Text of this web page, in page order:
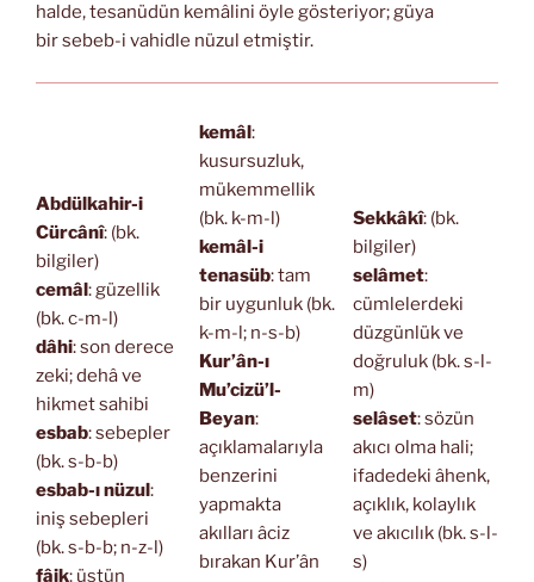
halde, tesanüdün kemâlini öyle gösteriyor; güya
bir sebeb-i vahidle nüzul etmiştir.
Abdülkahir-i
Cürcânî: (bk.
bilgiler)
cemâl: güzellik
(bk. c-m-l)
dâhi: son derece
zeki; dehâ ve
hikmet sahibi
esbab: sebepler
(bk. s-b-b)
esbab-ı nüzul:
iniş sebepleri
(bk. s-b-b; n-z-l)
fâik: üstün
kemâl:
kusursuzluk,
mükemmellik
(bk. k-m-l)
kemâl-i
tenasüb: tam
bir uygunluk (bk.
k-m-l; n-s-b)
Kur’ân-ı
Mu’cizü’l-
Beyan:
açıklamalarıyla
benzerini
yapmakta
akılları âciz
bırakan Kur’ân
Sekkâkî: (bk.
bilgiler)
selâmet:
cümlelerdeki
düzgünlük ve
doğruluk (bk. s-l-
m)
selâset: sözün
akıcı olma hali;
ifadedeki âhenk,
açıklık, kolaylık
ve akıcılık (bk. s-l-
s)